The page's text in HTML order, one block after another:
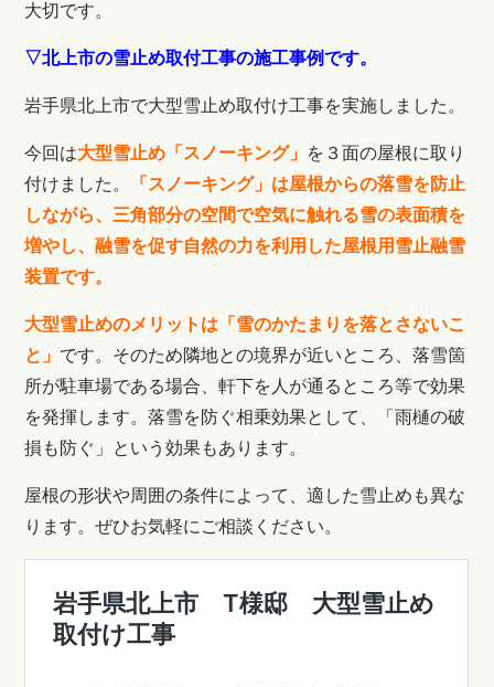
大切です。
▽北上市の雪止め取付工事の施工事例です。
岩手県北上市で大型雪止め取付け工事を実施しました。
今回は大型雪止め「スノーキング」 を３面の屋根に取り
付けました。
「スノーキング」は屋根からの落雪を防止
しながら、三角部分の空間で空気に触れる雪の表面積を
増やし、融雪を促す自然の力を利用した屋根用雪止融雪
装置です。
大型雪止めのメリット は「雪のかたまりを落とさないこ
と」 です。そのため隣地との境界が近いところ、落雪箇
所が駐車場である場合、軒下を人が通るところ等で効果
を発揮します。落雪を防ぐ相乗効果として、「雨樋の破
損も防ぐ」という効果もあります。
屋根の形状や周囲の条件によって、適した雪止めも異な
ります。ぜひお気軽にご相談ください。